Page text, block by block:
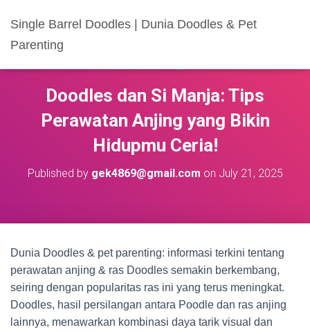
Single Barrel Doodles | Dunia Doodles & Pet
Parenting
Doodles dan Si Manja: Tips
Perawatan Anjing yang Bikin
Hidupmu Ceria!
Published by gek4869@gmail.com on July 21, 2025
Dunia Doodles & pet parenting: informasi terkini tentang
perawatan anjing & ras Doodles semakin berkembang,
seiring dengan popularitas ras ini yang terus meningkat.
Doodles, hasil persilangan antara Poodle dan ras anjing
lainnya, menawarkan kombinasi daya tarik visual dan